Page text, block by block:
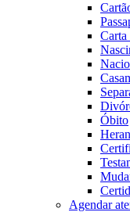
Carta
Óbito
Agendar